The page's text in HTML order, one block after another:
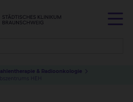
& Radioonkologie
HEH